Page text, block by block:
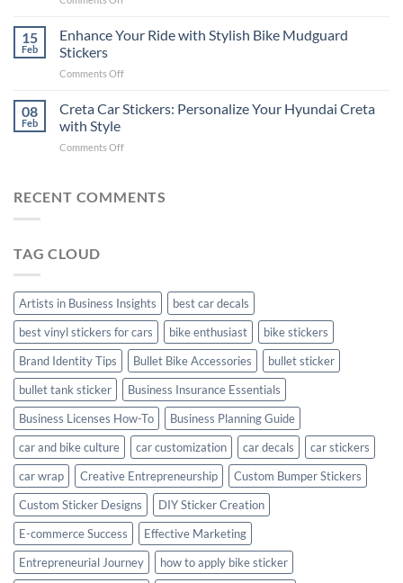
2025
Social
Your
The
Guide
15
Feb
Enhance Your Ride with Stylish Bike Mudguard
Stickers
Comments Offon
Your
Stylish
Stickers
08
Feb
Creta Car Stickers: Personalize Your Hyundai Creta
with Style
Comments Offon
Stickers:
RECENT COMMENTS
TAG CLOUD
Artists in Business Insights
best car decals
best vinyl stickers for cars
bike enthusiast
bike stickers
Brand Identity Tips
Bullet Bike Accessories
bullet sticker
bullet tank sticker
Business Insurance Essentials
Business Licenses How-To
Business Planning Guide
car and bike culture
car customization car decals
car stickers
car wrap
Creative Entrepreneurship
Custom Bumper Stickers
Custom Sticker Designs
DIY Sticker Creation
E-commerce Success
Effective Marketing
Entrepreneurial Journey
how to apply bike sticker